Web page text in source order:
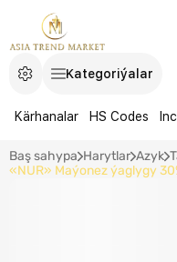
Kärhanalar HS Codes
Kategoriýalar
Baş sahypa Harytlar Azyk
«NUR» Maýonez ýaglygy